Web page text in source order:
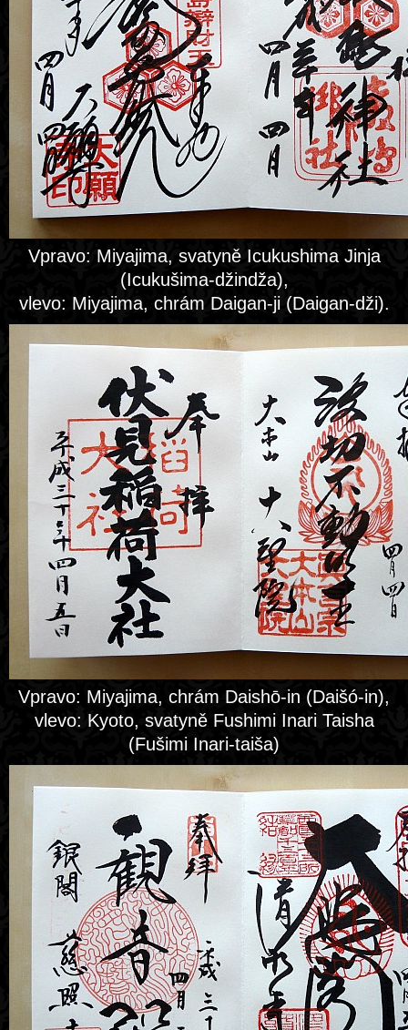
Vpravo: Miyajima, svatyně Icukushima Jinja
(Icukušima-džindža),
vlevo: Miyajima, chrám Daigan-ji (Daigan-dži).
Vpravo: Miyajima, chrám Daishō-in (Daišó-in),
vlevo: Kyoto, svatyně Fushimi Inari Taisha
(Fušimi Inari-taiša)